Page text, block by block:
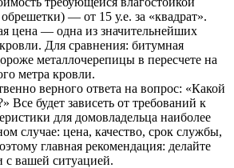
— от 15 у.е. за «квадрат».
цена — одна из значительнейших
Для сравнения: битумная
металлочерепицы в пересчете на
метра кровли.
верного ответа на вопрос: «Какой
Все будет зависеть от требований к
для домовладельца наиболее
случае: цена, качество, срок службы,
главная рекомендация: делайте
с вашей ситуацией.